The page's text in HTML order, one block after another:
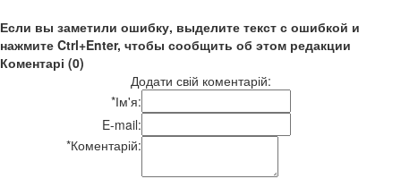
Если вы заметили ошибку, выделите текст с ошибкой и
нажмите Ctrl+Enter, чтобы сообщить об этом редакции
Коментарі (0)
Додати свій коментарій:
*Ім'я:
E-mail:
*Коментарій: